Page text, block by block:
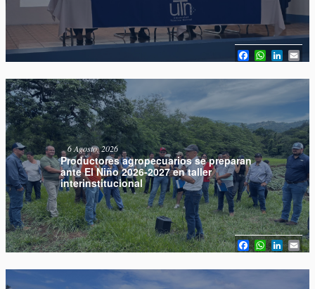
Facebook
Productores agropecuarios se preparan
ante El Niño 2026-2027 en taller
interinstitucional
6 Agosto, 2026
Facebook